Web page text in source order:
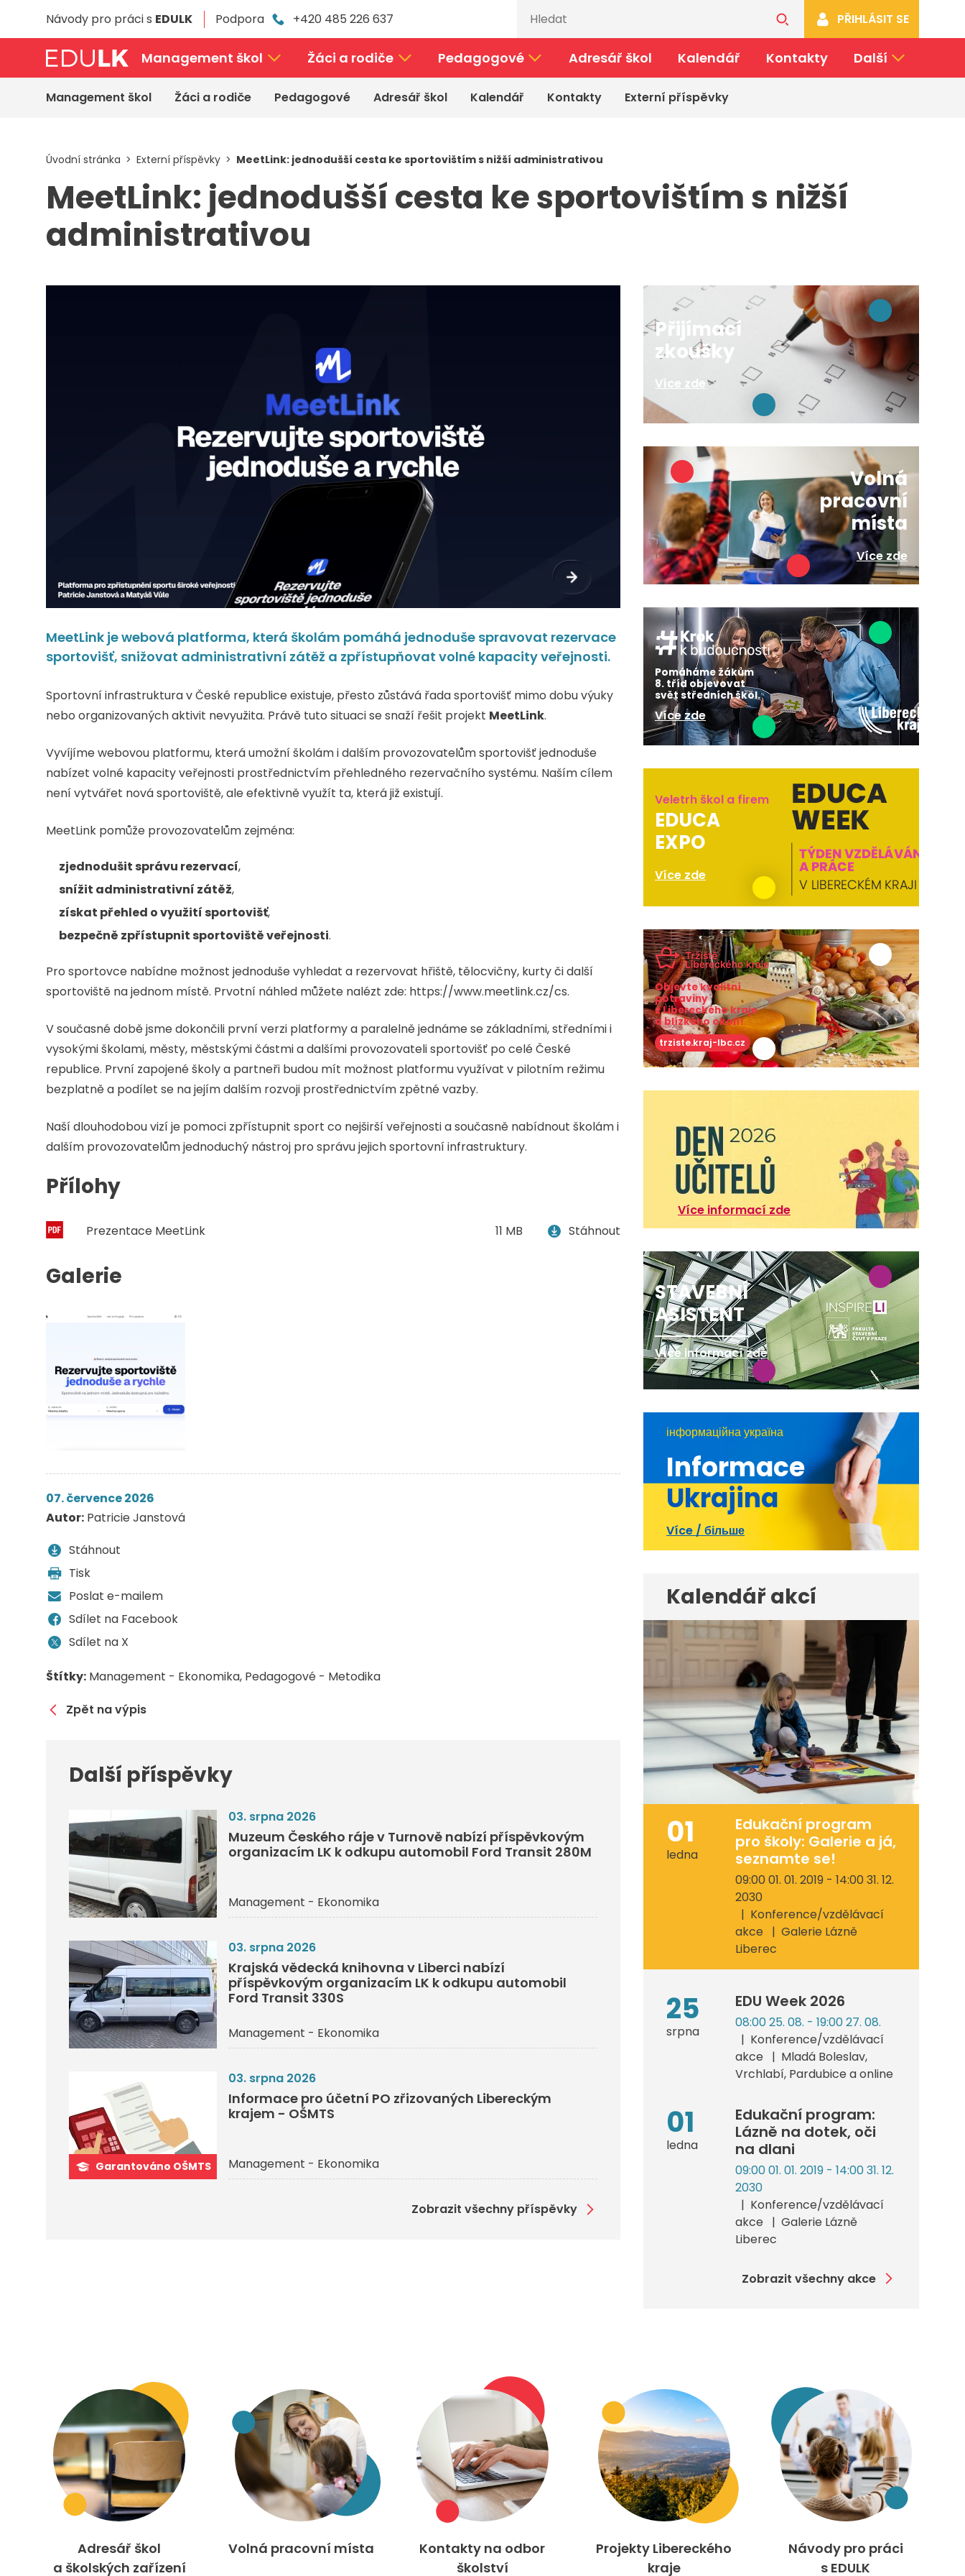
Návody pro práci s EDULK Podpora +420 485 226 637 PŘIHLÁSIT SE
Management škol Žáci a rodiče Pedagogové Adresář škol Kalendář Kontakty Další
Management škol Žáci a rodiče Pedagogové Adresář škol Kalendář Kontakty Externí příspěvky
Úvodní stránka Externí příspěvky MeetLink: jednodušší cesta ke sportovištím s nižší administrativou
MeetLink: jednodušší cesta ke sportovištím s nižší
administrativou
MeetLink je webová platforma, která školám pomáhá jednoduše spravovat rezervace
sportovišť, snižovat administrativní zátěž a zpřístupňovat volné kapacity veřejnosti.
Sportovní infrastruktura v České republice existuje, přesto zůstává řada sportovišť mimo dobu výuky
nebo organizovaných aktivit nevyužita. Právě tuto situaci se snaží řešit projekt MeetLink.
Vyvíjíme webovou platformu, která umožní školám i dalším provozovatelům sportovišť jednoduše
nabízet volné kapacity veřejnosti prostřednictvím přehledného rezervačního systému. Naším cílem
není vytvářet nová sportoviště, ale efektivně využít ta, která již existují.
MeetLink pomůže provozovatelům zejména:
zjednodušit správu rezervací,
snížit administrativní zátěž,
získat přehled o využití sportovišť,
bezpečně zpřístupnit sportoviště veřejnosti.
Pro sportovce nabídne možnost jednoduše vyhledat a rezervovat hřiště, tělocvičny, kurty či další
sportoviště na jednom místě. Prvotní náhled můžete nalézt zde: https://www.meetlink.cz/cs.
V současné době jsme dokončili první verzi platformy a paralelně jednáme se základními, středními i
vysokými školami, městy, městskými částmi a dalšími provozovateli sportovišť po celé České
republice. První zapojené školy a partneři budou mít možnost platformu využívat v pilotním režimu
bezplatně a podílet se na jejím dalším rozvoji prostřednictvím zpětné vazby.
Naší dlouhodobou vizí je pomoci zpřístupnit sport co nejširší veřejnosti a současně nabídnout školám i
dalším provozovatelům jednoduchý nástroj pro správu jejich sportovní infrastruktury.
Přílohy
Prezentace MeetLink 11 MB Stáhnout
Galerie
07. července 2026
Autor: Patricie Janstová
Stáhnout
Tisk
Poslat e-mailem
Sdílet na Facebook
Sdílet na X
Štítky: Management - Ekonomika Pedagogové - Metodika
Zpět na výpis
Další příspěvky
03. srpna 2026
Muzeum Českého ráje v Turnově nabízí příspěvkovým
organizacím LK k odkupu automobil Ford Transit 280M
Management - Ekonomika
03. srpna 2026
Krajská vědecká knihovna v Liberci nabízí
příspěvkovým organizacím LK k odkupu automobil
Ford Transit 330S
Management - Ekonomika
Garantováno OŠMTS
03. srpna 2026
Informace pro účetní PO zřizovaných Libereckým
krajem - OŠMTS
Management - Ekonomika
Zobrazit všechny příspěvky
Přijímací
zkoušky
Více zde
Volná
pracovní
místa
Více zde
Pomáháme žákům
8. tříd objevovat
svět středních škol.
Více zde
Veletrh škol a firem
EDUCA
EXPO
Více zde
Objevte kvalitní
potraviny
z Libereckého kraje
a blízkého okolí!
trziste.kraj-lbc.cz
Více informací zde
STAVEBNÍ
ASISTENT
Více informací zde
інформаційна україна
Informace
Ukrajina
Více / більше
Kalendář akcí
01
ledna
Edukační program
pro školy: Galerie a já,
seznamte se!
09:00 01. 01. 2019 - 14:00 31. 12.
2030
Konference/vzdělávací
akce
Galerie Lázně
Liberec
25
srpna
EDU Week 2026
08:00 25. 08. - 19:00 27. 08.
Konference/vzdělávací
akce
Mladá Boleslav,
Vrchlabí, Pardubice a online
01
ledna
Edukační program:
Lázně na dotek, oči
na dlani
09:00 01. 01. 2019 - 14:00 31. 12.
2030
Konference/vzdělávací
akce
Galerie Lázně
Liberec
Zobrazit všechny akce
Adresář škol
a školských zařízení
Volná pracovní místa
Kontakty na odbor
školství
Projekty Libereckého
kraje
Návody pro práci
s EDULK